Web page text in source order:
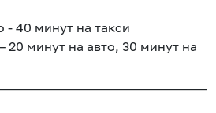
40 минут на такси
20 минут на авто, 30 минут на